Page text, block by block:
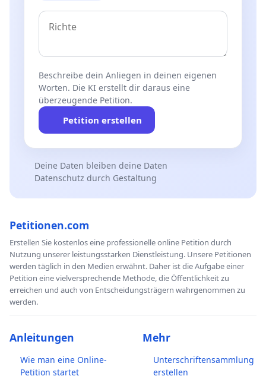
Beschreibe dein Anliegen in deinen eigenen
Worten. Die KI erstellt dir daraus eine
überzeugende Petition.
Petition erstellen
Deine Daten bleiben deine Daten
Datenschutz durch Gestaltung
Petitionen.com
Erstellen Sie kostenlos eine professionelle online Petition durch
Nutzung unserer leistungsstarken Dienstleistung. Unsere Petitionen
werden täglich in den Medien erwähnt. Daher ist die Aufgabe einer
Petition eine vielversprechende Methode, die Öffentlichkeit zu
erreichen und auch von Entscheidungsträgern wahrgenommen zu
werden.
Anleitungen
Wie man eine Online-
Petition startet
Mehr
Unterschriftensammlung
erstellen